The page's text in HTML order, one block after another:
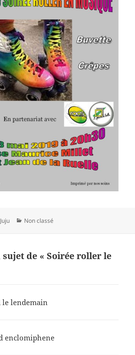
Catégories
Non classé
de « Soirée roller le
le lendemain
enclomiphene